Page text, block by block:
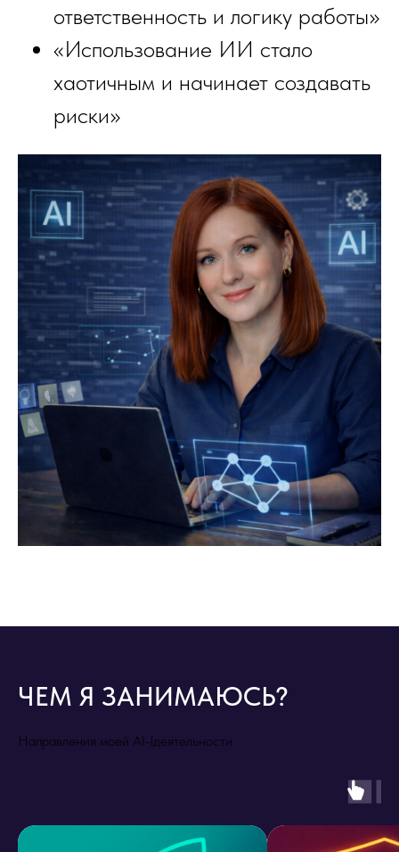
ответственность и логику работы»
«Использование ИИ стало
хаотичным и начинает создавать
риски»
ЧЕМ Я ЗАНИМАЮСЬ?
Направления моей AI-lдеятельности